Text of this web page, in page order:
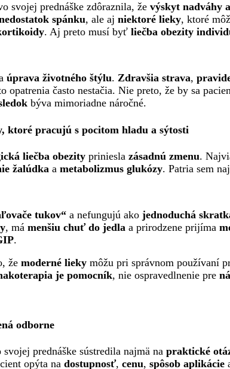
svojej prednáške zdôraznila, že výskyt nadváhy
spánku, ale aj niektoré lieky, ktoré
. Aj preto musí byť liečba obezity
úprava životného štýlu. Zdravšia strava,
opatrenia často nestačia. Nie preto, že by sa
býva mimoriadne náročné.
ktoré pracujú s pocitom hladu a sýtosti
liečba obezity priniesla zásadnú zmenu.
žalúdka a metabolizmus glukózy. Patria sem
tukov“ a nefungujú ako jednoduchá
, má menšiu chuť do jedla a prirodzene prijíma
.
že moderné lieky môžu pri správnom používaní
je pomocník, nie ospravedlnenie pre
odborne
svojej prednáške sústredila najmä na praktické
opýta na dostupnosť, cenu, spôsob aplikácie